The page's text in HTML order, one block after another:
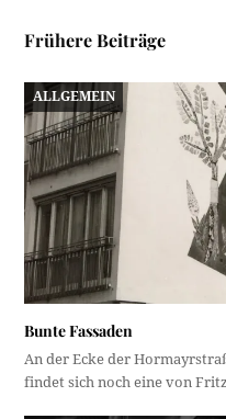
Frühere Beiträge
ALLGEMEIN
Bunte Fassaden
An der Ecke der
findet sich noch eine von